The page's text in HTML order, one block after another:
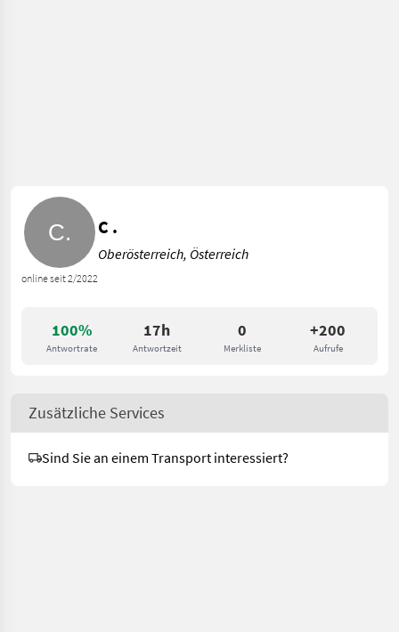
100%
Antwortrate
17h
Antwortzeit
0
Merkliste
+200
Aufrufe
online seit 2/2022
C .
Oberösterreich, Österreich
Zusätzliche Services
Sind Sie an einem Transport interessiert?